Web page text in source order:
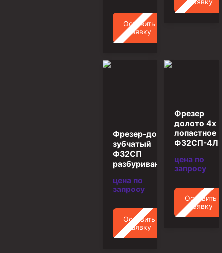
Оставить
заявку
Фрезер-долото
зубчатый
Ф32СП
разбуривающий
цена по
запросу
Оставить
заявку
Фрезер
долото 4х
лопастное
Ф32СП-4Л
цена по
запросу
Оставить
заявку